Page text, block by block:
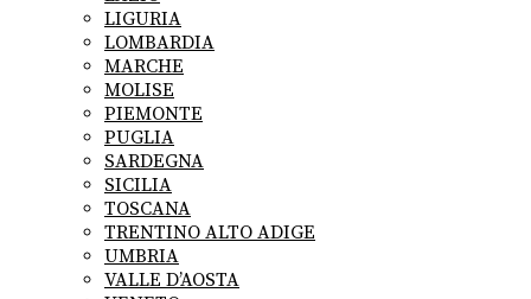
LIGURIA
LOMBARDIA
MARCHE
MOLISE
PIEMONTE
PUGLIA
SARDEGNA
SICILIA
TOSCANA
TRENTINO ALTO ADIGE
UMBRIA
VALLE D’AOSTA